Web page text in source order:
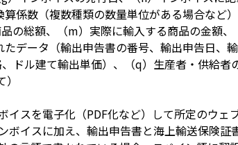
係数（複数種類の数量単位がある場合など
の総額、（m）実際に輸入する商品の金額、
データ（輸出申告書の番号、輸出申告日、
ドル建て輸出単価）、（q）生産者・供給者
スを電子化（PDF化など）して所定のウェ
イスに加え、輸出申告書と海上輸送保険証